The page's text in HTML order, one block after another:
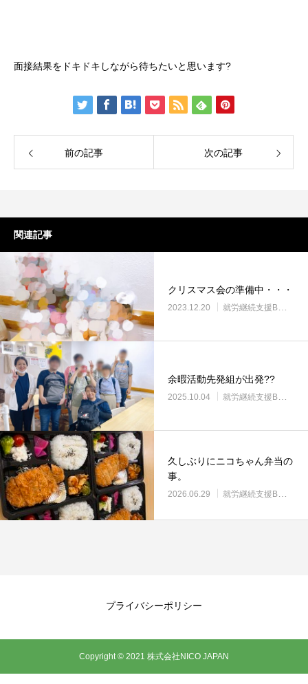
面接結果をドキドキしながら待ちたいと思います?
前の記事 次の記事
関連記事
クリスマス会の準備中・・・
2023.12.20 就労継続支援B型・ニコサービス
余暇活動先発組が出発??
2025.10.04 就労継続支援B型・ニコサービス
久しぶりにニコちゃん弁当の
事。
2026.06.29 就労継続支援B型・ニコサービス
プライバシーポリシー
Copyright © 2021 株式会社NICO JAPAN